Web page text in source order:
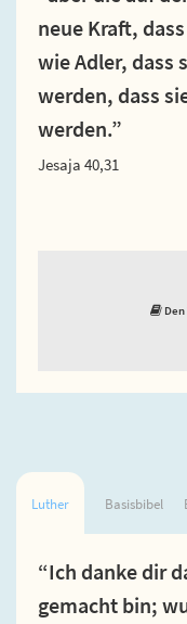
neue Kraft,
wie Adler, dass
werden, dass
werden.”
Jesaja 40,31
Luther Basisbibel
“Ich danke dir
gemacht bin;